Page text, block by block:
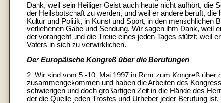
Dank, weil sein Heiliger Geist auch heute nicht aufhört, die
der Heilsbotschaft zu werden, und weil er andere beruft,
Kultur und Politik, in Kunst und Sport, in den menschlichen
verliehenen Gabe und Sendung. Wir sagen ihm Dank, weil
der vorangeht und die Treue eines jeden Tages stützt; weil
Vaters in sich zu verwirklichen.
Der Europäische Kongreß über die Berufungen
2. Wir sind vom 5.-10. Mai 1997 in Rom zum Kongreß
zusammengekommen und haben die Arbeiten des
schwierigen und doch großartigen Zeit in die Hände des
der die Quelle jeden Trostes und Urheber jeder Berufung ist.